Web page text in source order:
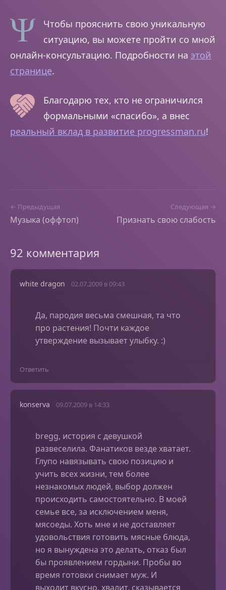
Чтобы прояснить свою уникальную
ситуацию, вы можете пройти со мной
онлайн-консультацию. Подробности на этой
странице.
Благодарю тех, кто не ограничился
формальными «спасибо», а внес
реальный вклад в развитие progressman.ru!
← Предыдущая
Музыка (оффтоп)
Следующая →
Признать свою слабость
92 комментария
white dragon 02.07.2009 в 09:43
Да, пародия весьма смешная, та что
про растения! Почти каждое
утверждение вызывает улыбку. :)
Ответить
konserva 09.07.2009 в 14:33
bregg, история с девушкой
развеселила. Фанатиков везде хватает.
Глупо навязывать свою позицию и
учить всех жизни, тем более
незнакомых людей, выбор должен
происходить самостоятельно. В моей
семье все, за исключением меня,
мясоеды. Хоть мне и не доставляет
удовольствия готовить мясные блюда,
но я вынуждена это делать, отказ был
бы проявлением гордыни. Пробы во
время готовки снимает муж. И
выходит вкусно, хвалит, сказывается